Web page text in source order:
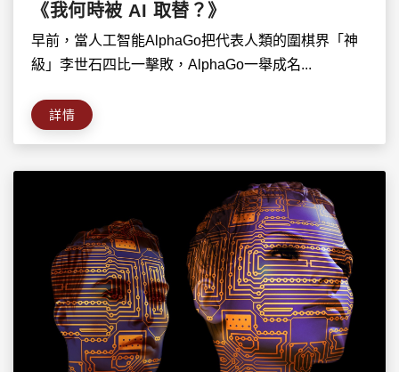
《我何時被 AI 取替？》
早前，當人工智能AlphaGo把代表人類的圍棋界「神
級」李世石四比一擊敗，AlphaGo一舉成名...
詳情